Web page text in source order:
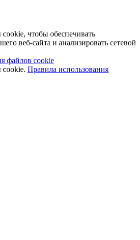
чтобы обеспечивать
веб-сайта и анализировать сетевой
файлов cookie
Правила использования